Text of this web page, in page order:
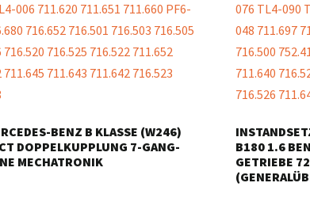
BENZ B KLASSE (W246)
DOPPELKUPPLUNG 7-GANG-
MECHATRONIK
B180 1.6
GETRIEBE